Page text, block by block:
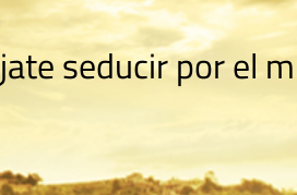
seducir por el